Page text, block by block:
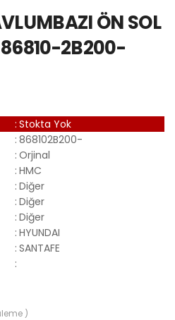
ÖN SOL
86810-2B200-
: Stokta Yok
: 868102B200-
: Orjinal
: HMC
: Diğer
: Diğer
: Diğer
: HYUNDAI
: SANTAFE
:
)